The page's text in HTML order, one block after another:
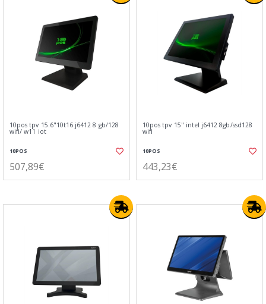
10pos tpv 15.6"10t16 j6412 8 gb/128
wifi/ w11 iot
10POS
507,89€
10pos tpv 15" intel j6412 8gb/ssd128
wifi
10POS
443,23€